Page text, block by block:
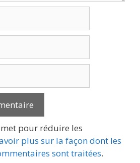
pour réduire les
plus sur la façon dont les
sont traitées.